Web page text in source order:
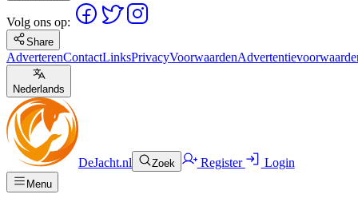
Volg ons op:
Share
AdverterenContactLinksPrivacyVoorwaarden
Nederlands
DeJacht.nl Zoek Register Login
Menu